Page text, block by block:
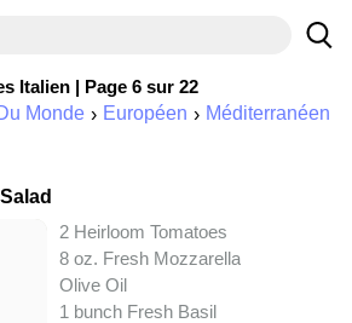
Italien | Page 6 sur 22
Monde Européen
Méditerranéen
2 Heirloom Tomatoes
8 oz. Fresh Mozzarella
Olive Oil
1 bunch Fresh Basil